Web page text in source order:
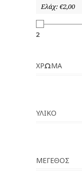
Ελάχ: €2,00
2
ΧΡΏΜΑ
ΥΛΙΚΌ
ΜΈΓΕΘΟΣ